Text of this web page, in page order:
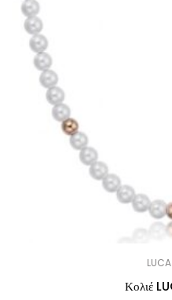
Κολιέ